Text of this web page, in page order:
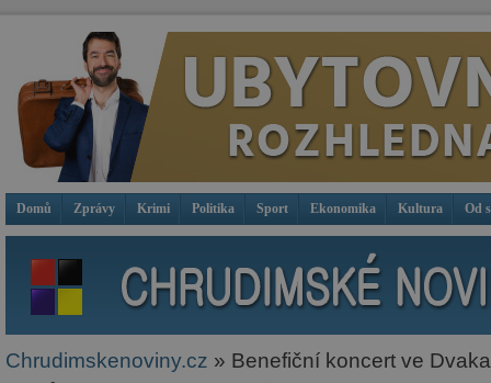
Domů Zprávy Krimi Politika Sport Ekonomika Kultura Od
Chrudimskenoviny.cz » Benefiční koncert ve